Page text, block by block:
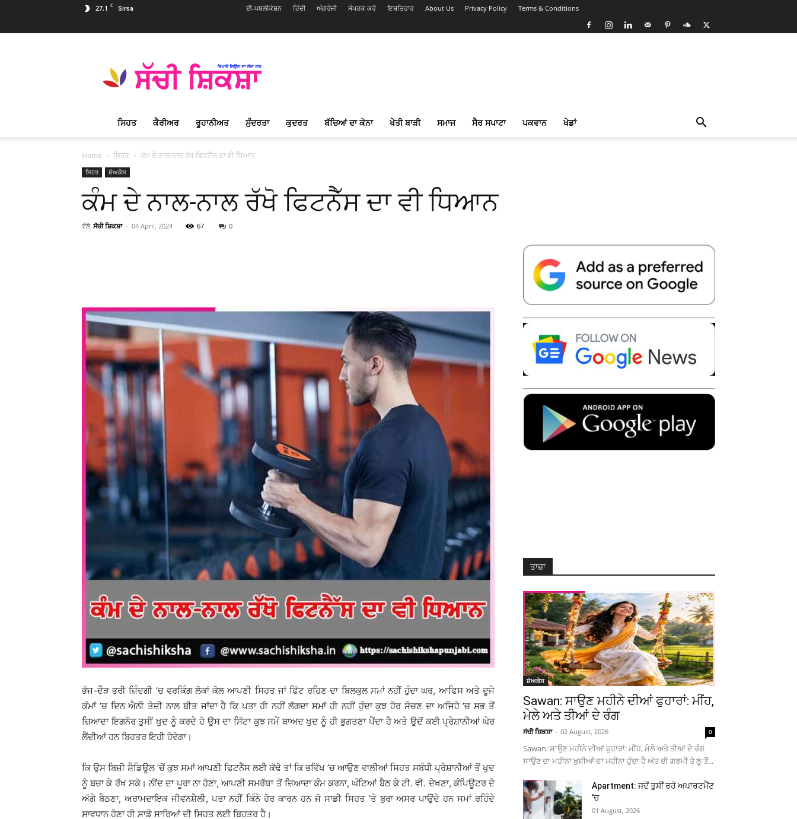
27.1 C Sirsa ਈ-ਪਬਲੀਕੇਸ਼ਨ ਹਿੰਦੀ ਅੰਗਰੇਜ਼ੀ ਸੰਪਰਕ ਕਰੋ ਇਸ਼ਤਿਹਾਰ About Us Privacy Policy Terms & Conditions
Shiksha
Punjabi
ਸ਼ਿਕਸ਼ਾ
ਪ੍ਰਸਿੱਧ
ਮੈਗਜ਼ੀਨ
ਸਿਹਤ ਕੈਰੀਅਰ ਰੂਹਾਨੀਅਤ ਸੁੰਦਰਤਾ ਕੁਦਰਤ ਬੱਚਿਆਂ ਦਾ ਕੋਨਾ ਖੇਤੀ ਬਾੜੀ ਸਮਾਜ ਸੈਰ ਸਪਾਟਾ ਪਕਵਾਨ ਖੇਡਾਂ
Home ਸਿਹਤ ਕੰਮ ਦੇ ਨਾਲ-ਨਾਲ ਰੱਖੋ ਫਿਟਨੈੱਸ ਦਾ ਵੀ ਧਿਆਨ
ਸਿਹਤ ਸ਼ੋਅਕੇਸ
ਕੰਮ ਦੇ ਨਾਲ-ਨਾਲ ਰੱਖੋ ਫਿਟਨੈੱਸ ਦਾ ਵੀ ਧਿਆਨ
ਵੱਲੋ ਸੱਚੀ ਸ਼ਿਕਸ਼ਾ - 04 April, 2024 67 0
Telegram Copy URL
ਭੱਜ-ਦੌੜ ਭਰੀ ਜ਼ਿੰਦਗੀ ’ਚ ਵਰਕਿੰਗ ਲੋਕਾਂ ਕੋਲ ਆਪਣੀ ਸਿਹਤ ਜਾਂ ਫਿੱਟ ਰਹਿਣ ਦਾ ਬਿਲਕੁਲ ਸਮਾਂ ਨਹੀਂ ਹੁੰਦਾ ਘਰ, ਆਫਿਸ ਅਤੇ ਦੂਜੇ
ਕੰਮਾਂ ’ਚ ਦਿਨ ਐਨੀ ਤੇਜ਼ੀ ਨਾਲ ਬੀਤ ਜਾਂਦਾ ਹੈ ਕਿ ਪਤਾ ਹੀ ਨਹੀਂ ਲੱਗਦਾ ਸਮਾਂ ਹੀ ਨਹੀਂ ਹੁੰਦਾ ਕੁਝ ਹੋਰ ਸੋਚਣ ਦਾ ਅਜਿਹੇ ’ਚ ਸਭ ਤੋਂ
ਜ਼ਿਆਦਾ ਇਗਨੋਰ ਤੁਸੀਂ ਖੁਦ ਨੂੰ ਕਰਦੇ ਹੋ ਉਸ ਦਾ ਸਿੱਟਾ ਕੁਝ ਸਮੇਂ ਬਾਅਦ ਖੁਦ ਨੂੰ ਹੀ ਭੁਗਤਣਾ ਪੈਂਦਾ ਹੈ ਅਤੇ ਉਦੋਂ ਕਈ ਪ੍ਰੇਸ਼ਾਨੀਆਂ ਘੇਰ
ਲੈਂਦੀਆਂ ਹਨ ਬਿਹਤਰ ਇਹੀ ਹੋਵੇਗਾ।
ਕਿ ਉਸ ਬਿਜ਼ੀ ਸ਼ੈਡਿਊਲ ’ਚੋਂ ਕੁਝ ਸਮਾਂ ਆਪਣੀ ਫਿਟਨੈੱਸ ਲਈ ਕੱਢੋ ਤਾਂ ਕਿ ਭਵਿੱਖ ’ਚ ਆਉਣ ਵਾਲੀਆਂ ਸਿਹਤ ਸਬੰਧੀ ਪ੍ਰੇਸ਼ਾਨੀਆਂ ਤੋਂ ਖੁਦ
ਨੂੰ ਬਚਾ ਕੇ ਰੱਖ ਸਕੋ। ਨੀਂਦ ਦਾ ਪੂਰਾ ਨਾ ਹੋਣਾ, ਆਪਣੀ ਸਮਰੱਥਾ ਤੋਂ ਜ਼ਿਆਦਾ ਕੰਮ ਕਰਨਾ, ਘੰਟਿਆਂ ਬੈਠ ਕੇ ਟੀ. ਵੀ. ਦੇਖਣਾ, ਕੰਪਿਊਟਰ ਦੇ
ਅੱਗੇ ਬੈਠਣਾ, ਅਰਾਮਦਾਇਕ ਜੀਵਨਸ਼ੈਲੀ, ਪਤਾ ਨਹੀਂ ਕਿੰਨੇ ਹੋਰ ਕਾਰਨ ਹਨ ਜੋ ਸਾਡੀ ਸਿਹਤ ’ਤੇ ਬੁਰਾ ਅਸਰ ਪਾਉਂਦੇ ਹਨ ਸਮਾਂ ਰਹਿੰਦੇ
ਸਾਵਧਾਨ ਹੋਣਾ ਹੀ ਸਾਡੇ ਸਾਰਿਆਂ ਦੀ ਸਿਹਤ ਲਈ ਬਿਹਤਰ ਹੈ।
ਤਾਜ਼ਾ
ਸ਼ੋਅਕੇਸ
Sawan: ਸਾਉਣ ਮਹੀਨੇ ਦੀਆਂ ਫੁਹਾਰਾਂ: ਮੀਂਹ,
ਮੇਲੇ ਅਤੇ ਤੀਆਂ ਦੇ ਰੰਗ
ਸੱਚੀ ਸ਼ਿਕਸ਼ਾ - 02 August, 2026 0
Sawan: ਸਾਉਣ ਮਹੀਨੇ ਦੀਆਂ ਫੁਹਾਰਾਂ: ਮੀਂਹ, ਮੇਲੇ ਅਤੇ ਤੀਆਂ ਦੇ ਰੰਗ
ਸਾਉਣ ਦਾ ਮਹੀਨਾ ਖੁਸ਼ੀਆਂ ਦਾ ਮਹੀਨਾ ਹੁੰਦਾ ਹੈ ਅੱਤ ਦੀ ਗਰਮੀ ਤੇ ਲੂ ਤੋਂ...
Apartment: ਜਦੋਂ ਤੁਸੀਂ ਰਹੋ ਅਪਾਰਟਮੈਂਟ
’ਚ
01 August, 2026